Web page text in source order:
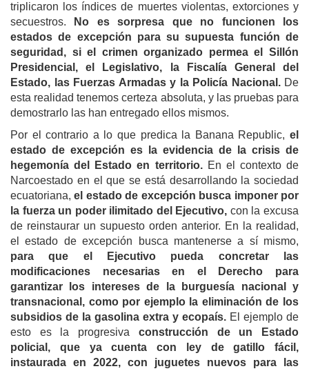
triplicaron los índices de muertes violentas, extorciones y
secuestros.
No es sorpresa que no funcionen los
estados de excepción para su supuesta función de
seguridad, si el crimen organizado permea el Sillón
Presidencial, el Legislativo, la Fiscalía General del
Estado, las Fuerzas Armadas y la Policía Nacional.De
esta realidad tenemos certeza absoluta, y las pruebas para
demostrarlo las han entregado ellos mismos.
Por el contrario a lo que predica la Banana Republic, el
estado de excepción es la evidencia de la crisis de
hegemonía del Estado en territorio.En el contexto de
Narcoestado en el que se está desarrollando la sociedad
ecuatoriana,el estado de excepción busca imponer por
la fuerza un poder ilimitado del Ejecutivo, con la excusa
de reinstaurar un supuesto orden anterior. En la realidad,
el estado de excepción busca mantenerse a sí mismo,
para que el Ejecutivo pueda concretar las
modificaciones necesarias en el Derecho para
garantizar los intereses de la burguesía nacional y
transnacional, como por ejemplo la eliminación de los
subsidios de la gasolina extra y ecopaís. El ejemplo de
esto es la progresiva construcción de un Estado
policial, que ya cuenta con ley de gatillo fácil,
instaurada en 2022, con juguetes nuevos para las